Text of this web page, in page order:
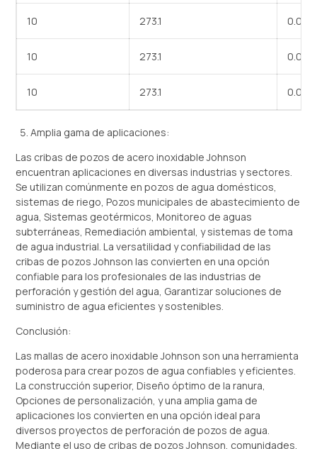
10 273.1 0.010
10 273.1 0.020
10 273.1 0.040
Amplia gama de aplicaciones:
Las cribas de pozos de acero inoxidable Johnson
encuentran aplicaciones en diversas industrias y sectores.
Se utilizan comúnmente en pozos de agua domésticos,
sistemas de riego, Pozos municipales de abastecimiento de
agua, Sistemas geotérmicos, Monitoreo de aguas
subterráneas, Remediación ambiental, y sistemas de toma
de agua industrial. La versatilidad y confiabilidad de las
cribas de pozos Johnson las convierten en una opción
confiable para los profesionales de las industrias de
perforación y gestión del agua, Garantizar soluciones de
suministro de agua eficientes y sostenibles.
Conclusión:
Las mallas de acero inoxidable Johnson son una herramienta
poderosa para crear pozos de agua confiables y eficientes.
La construcción superior, Diseño óptimo de la ranura,
Opciones de personalización, y una amplia gama de
aplicaciones los convierten en una opción ideal para
diversos proyectos de perforación de pozos de agua.
Mediante el uso de cribas de pozos Johnson, comunidades,